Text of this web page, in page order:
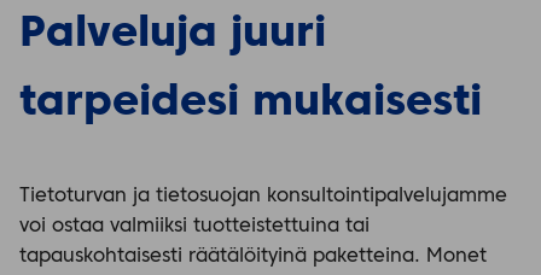
Palveluja juuri
tarpeidesi mukaisesti
Tietoturvan ja tietosuojan konsultointipalvelujamme
voi ostaa valmiiksi tuotteistettuina tai
tapauskohtaisesti räätälöityinä paketteina. Monet